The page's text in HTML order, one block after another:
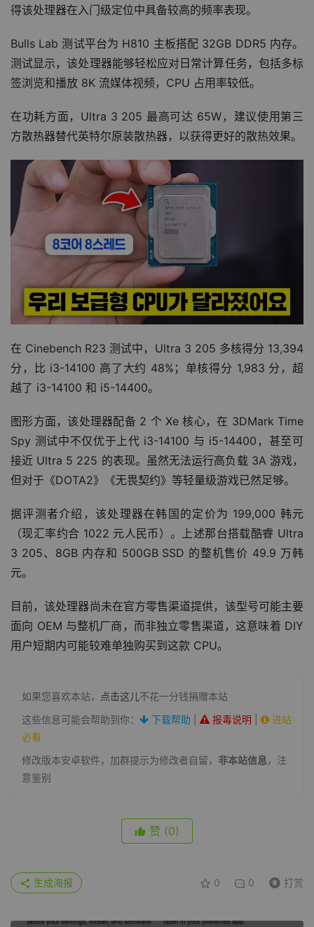
得该处理器在入门级定位中具备较高的频率表现。
Bulls Lab 测试平台为 H810 主板搭配 32GB DDR5 内存。
测试显示，该处理器能够轻松应对日常计算任务，包括多标
签浏览和播放 8K 流媒体视频，CPU 占用率较低。
在功耗方面，Ultra 3 205 最高可达 65W，建议使用第三
方散热器替代英特尔原装散热器，以获得更好的散热效果。
在 Cinebench R23 测试中，Ultra 3 205 多核得分 13,394
分，比 i3-14100 高了大约 48%；单核得分 1,983 分，超
越了 i3-14100 和 i5-14400。
图形方面，该处理器配备 2 个 Xe 核心，在 3DMark Time
Spy 测试中不仅优于上代 i3-14100 与 i5-14400，甚至可
接近 Ultra 5 225 的表现。虽然无法运行高负载 3A 游戏，
但对于《DOTA2》《无畏契约》等轻量级游戏已然足够。
据评测者介绍，该处理器在韩国的定价为 199,000 韩元
（现汇率约合 1022 元人民币）。上述那台搭载酷睿 Ultra
3 205、8GB 内存和 500GB SSD 的整机售价 49.9 万韩
元。
目前，该处理器尚未在官方零售渠道提供，该型号可能主要
面向 OEM 与整机厂商，而非独立零售渠道，这意味着 DIY
用户短期内可能较难单独购买到这款 CPU。
如果您喜欢本站， 点击这儿不花一分钱捐赠本站
这些信息可能会帮助到你：
下载帮助 报毒说明
进站
必看
修改版本安卓软件，加群提示为修改者自留， 非本站信息，注
意鉴别
赞 (0)
0 0 打赏
生成海报